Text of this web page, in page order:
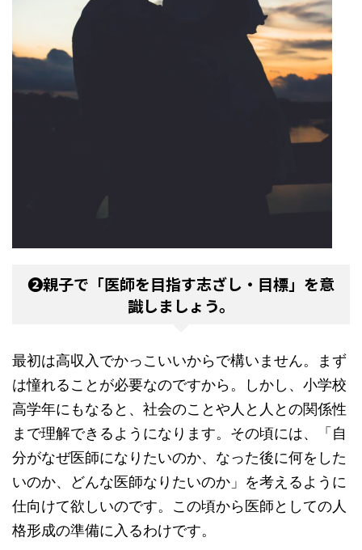
❷親子で「医師を目指す志ざし・目標」を意
識しましょう。
最初は高収入でかっこいいからで構いません。まず
は憧れることが必要なのですから。しかし、小学校
高学年にもなると、社会のことや人と人との関係性
まで理解できるようになります。その頃には、「自
分がなぜ医師になりたいのか、なった後に何をした
いのか、どんな医師なりたいのか」を考えるように
仕向けて欲しいのです。この頃から医師としての人
格形成の準備に入るわけです。